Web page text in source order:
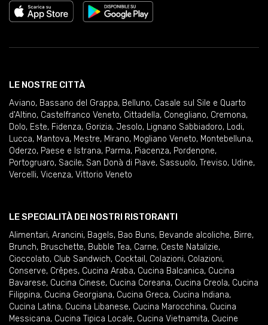
LE NOSTRE CITTÀ
Aviano, Bassano del Grappa, Belluno, Casale sul Sile e Quarto
d'Altino, Castelfranco Veneto, Cittadella, Conegliano, Cremona,
Dolo, Este, Fidenza, Gorizia, Jesolo, Lignano Sabbiadoro, Lodi,
Lucca, Mantova, Mestre, Mirano, Mogliano Veneto, Montebelluna,
Oderzo, Paese e Istrana, Parma, Piacenza, Pordenone,
Portogruaro, Sacile, San Donà di Piave, Sassuolo, Treviso, Udine,
Vercelli, Vicenza, Vittorio Veneto
LE SPECIALITÀ DEI NOSTRI RISTORANTI
Alimentari, Arancini, Bagels, Bao Buns, Bevande alcoliche, Birre,
Brunch, Bruschette, Bubble Tea, Carne, Ceste Natalizie,
Cioccolato, Club Sandwich, Cocktail , Colazioni, Colazioni,
Conserve, Crêpes, Cucina Araba, Cucina Balcanica, Cucina
Bavarese, Cucina Cinese, Cucina Coreana, Cucina Creola, Cucina
Filippina, Cucina Georgiana, Cucina Greca, Cucina Indiana,
Cucina Latina, Cucina Libanese, Cucina Marocchina, Cucina
Messicana, Cucina Tipica Locale, Cucina Vietnamita, Cucine